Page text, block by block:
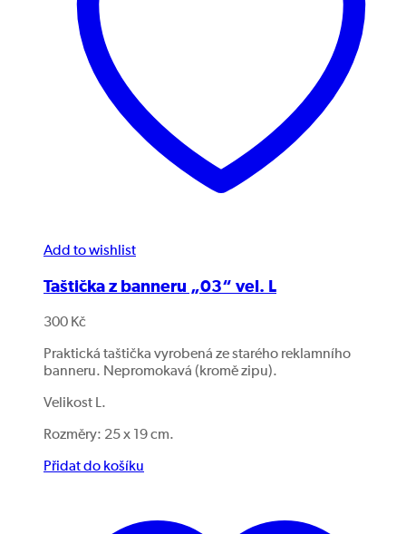
Add to wishlist
Taštička z banneru „03“ vel. L
300 Kč
Praktická taštička vyrobená ze starého reklamního
banneru. Nepromokavá (kromě zipu).
Velikost L.
Rozměry: 25 x 19 cm.
Přidat do košíku